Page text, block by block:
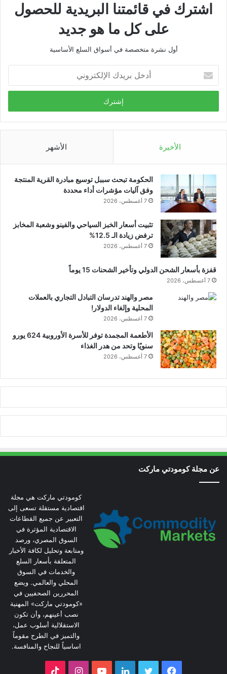
اشترك في قائمتنا البريدية للحصول
على كل ما هو جديد
أول نشرة متخصصة في أسواق السلع الأساسية
بريدك
الإلكتروني
الأخيرة الأشهر
الحكومة تبحث سببل توسيع مبادرة القرية المنتجة
وفق آليات مؤشرات أداء محددة
7 أغسطس، 2026
تثبيت أسعار الخبز السياحي والفينو وشعبة المخابز
ترفض زيادة الـ 12.5%
7 أغسطس، 2026
قفزة بأسعار الشحن الدولي وتأخير الشحنات 15 يوماً
7 أغسطس، 2026
مصر والهند تدرسان التبادل التجاري بالعملات
المحلية وإلغاء الدولار!
7 أغسطس، 2026
الأطعمة المجمدة توفر للأسرة الأوروبية 624 يورو
سنويًا وتحد من هدر الغذاء
7 أغسطس، 2026
عن مجلة كومودتي ماركت
كومودتي ماركت هي مجلة
اقتصادية مستقلة تسعى إلى
التعبير عن جميع القطاعات
الاقتصادية المؤثرة في
السوق المصري، ورصد
ومتابعة وتحليل لكافة الأخبار
المتعلقة بأسعار السلع
والخدمات في السوق
المحلي والعالمي. ويضع
المحررين الصحفيين في
«كومودتي ماركت» المهنية
نصب أعينهم، وأن تكون
الاستقلالية أسلوب عمل،
والتميز في الطرح مقوماً
اساسياً للنجاح والمنافسة.
فيسبوك تويتر لينكدإنيوتيوبانستقرام